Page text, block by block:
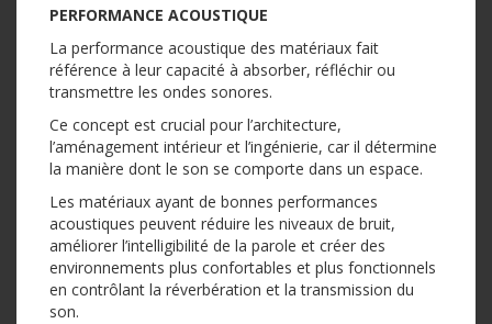
PERFORMANCE ACOUSTIQUE
La performance acoustique des matériaux fait
référence à leur capacité à absorber, réfléchir ou
transmettre les ondes sonores.
Ce concept est crucial pour l’architecture,
l’aménagement intérieur et l’ingénierie, car il détermine
la manière dont le son se comporte dans un espace.
Les matériaux ayant de bonnes performances
acoustiques peuvent réduire les niveaux de bruit,
améliorer l’intelligibilité de la parole et créer des
environnements plus confortables et plus fonctionnels
en contrôlant la réverbération et la transmission du
son.